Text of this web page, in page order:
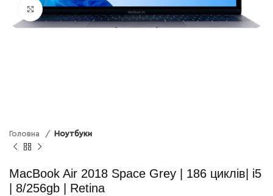
Натисни щоб збільшити
Головна Ноутбуки
MacBook Air 2018 Space Grey | 186 циклів| і5
| 8/256gb | Retina